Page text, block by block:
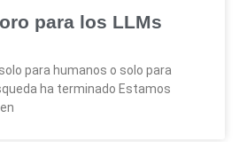
para los LLMs
para humanos o solo para
ha terminado Estamos